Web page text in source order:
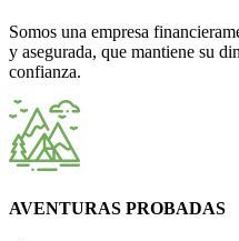
Somos una empresa
y asegurada, que mantiene su
confianza.
AVENTURAS PROBADAS